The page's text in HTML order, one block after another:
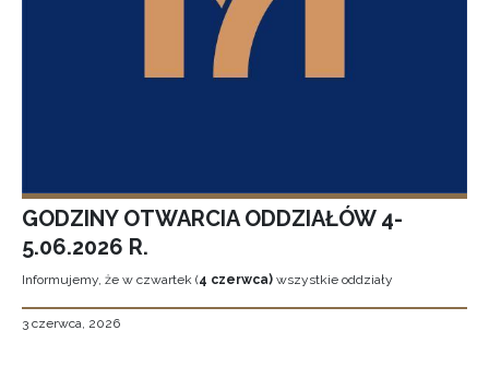
GODZINY OTWARCIA ODDZIAŁÓW 4-
5.06.2026 R.
Informujemy, że w czwartek (4 czerwca) wszystkie oddziały
3 czerwca, 2026